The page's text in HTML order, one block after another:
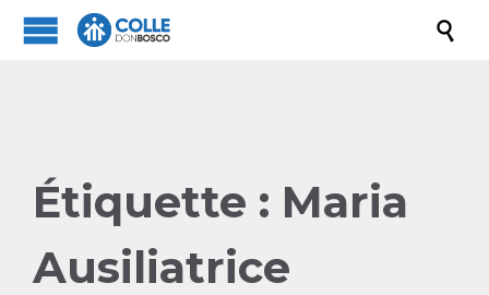

Étiquette : Maria
Ausiliatrice